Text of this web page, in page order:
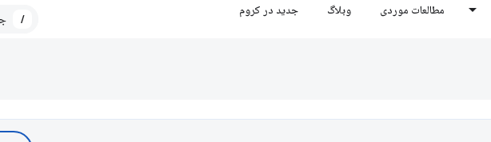
مطالعات موردی وبلاگ جدید در کروم
/